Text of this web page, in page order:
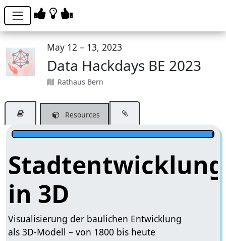
May 12 – 13, 2023
Data Hackdays BE 2023
Rathaus Bern
Resources
Stadtentwicklung
in 3D
Visualisierung der baulichen Entwicklung
als 3D-Modell – von 1800 bis heute